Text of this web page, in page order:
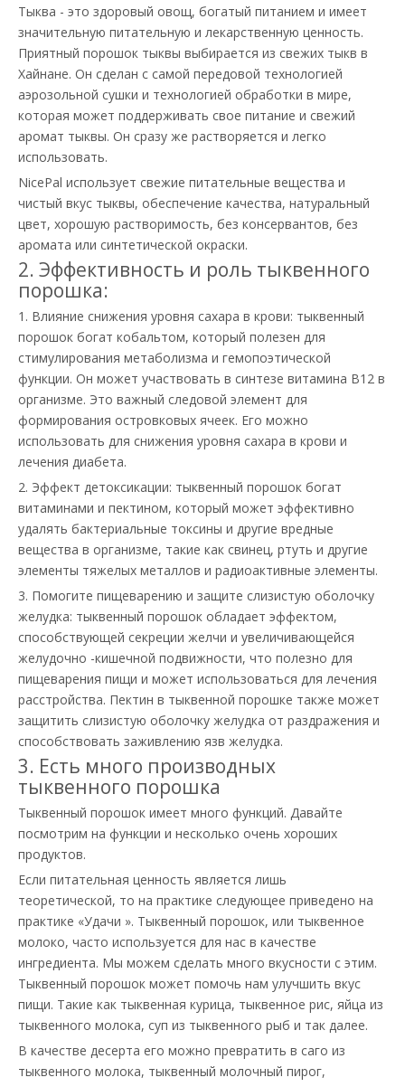
Тыква - это здоровый овощ, богатый питанием и имеет
значительную питательную и лекарственную ценность.
Приятный порошок тыквы выбирается из свежих тыкв в
Хайнане. Он сделан с самой передовой технологией
аэрозольной сушки и технологией обработки в мире,
которая может поддерживать свое питание и свежий
аромат тыквы. Он сразу же растворяется и легко
использовать.
NicePal использует свежие питательные вещества и
чистый вкус тыквы, обеспечение качества, натуральный
цвет, хорошую растворимость, без консервантов, без
аромата или синтетической окраски.
2. Эффективность и роль тыквенного
порошка:
1. Влияние снижения уровня сахара в крови: тыквенный
порошок богат кобальтом, который полезен для
стимулирования метаболизма и гемопоэтической
функции. Он может участвовать в синтезе витамина B12 в
организме. Это важный следовой элемент для
формирования островковых ячеек. Его можно
использовать для снижения уровня сахара в крови и
лечения диабета.
2. Эффект детоксикации: тыквенный порошок богат
витаминами и пектином, который может эффективно
удалять бактериальные токсины и другие вредные
вещества в организме, такие как свинец, ртуть и другие
элементы тяжелых металлов и радиоактивные элементы.
3. Помогите пищеварению и защите слизистую оболочку
желудка: тыквенный порошок обладает эффектом,
способствующей секреции желчи и увеличивающейся
желудочно -кишечной подвижности, что полезно для
пищеварения пищи и может использоваться для лечения
расстройства. Пектин в тыквенной порошке также может
защитить слизистую оболочку желудка от раздражения и
способствовать заживлению язв желудка.
3. Есть много производных
тыквенного порошка
Тыквенный порошок имеет много функций. Давайте
посмотрим на функции и несколько очень хороших
продуктов.
Если питательная ценность является лишь
теоретической, то на практике следующее приведено на
практике «Удачи ». Тыквенный порошок, или тыквенное
молоко, часто используется для нас в качестве
ингредиента. Мы можем сделать много вкусности с этим.
Тыквенный порошок может помочь нам улучшить вкус
пищи. Такие как тыквенная курица, тыквенное рис, яйца из
тыквенного молока, суп из тыквенного рыб и так далее.
В качестве десерта его можно превратить в саго из
тыквенного молока, тыквенный молочный пирог,